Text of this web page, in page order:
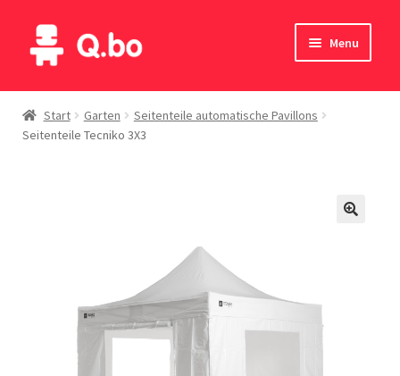
Skip
to
Skip
to
Menu
Home
Blog
English
Start Garten
Seitenteile automatische Pavillons
Seitenteile Tecniko 3X3